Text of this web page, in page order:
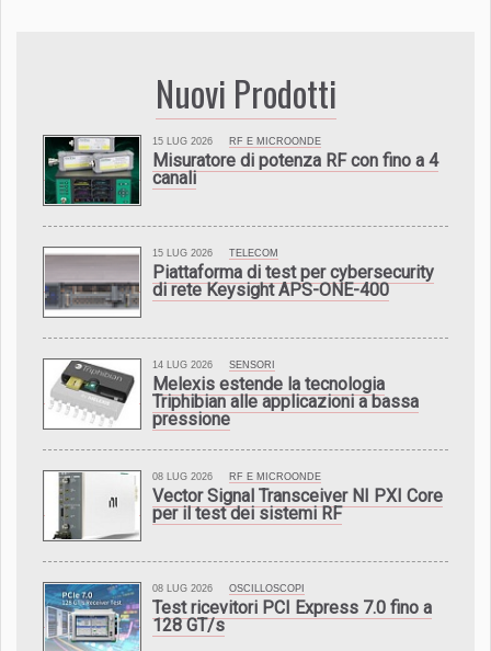
Nuovi Prodotti
15 LUG 2026 RF E MICROONDE
Misuratore di potenza RF con fino a 4
canali
15 LUG 2026 TELECOM
Piattaforma di test per cybersecurity
di rete Keysight APS-ONE-400
14 LUG 2026 SENSORI
Melexis estende la tecnologia
Triphibian alle applicazioni a bassa
pressione
08 LUG 2026 RF E MICROONDE
Vector Signal Transceiver NI PXI Core
per il test dei sistemi RF
08 LUG 2026 OSCILLOSCOPI
Test ricevitori PCI Express 7.0 fino a
128 GT/s